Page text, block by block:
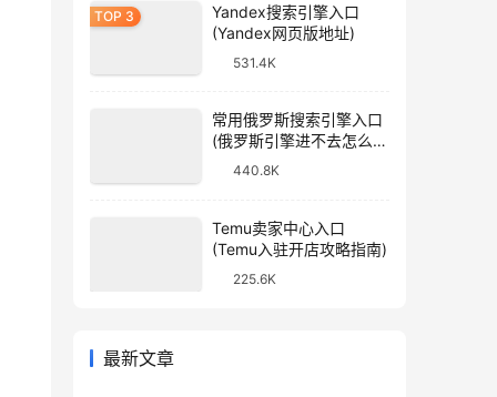
Yandex搜索引擎入口
(Yandex网页版地址)
531.4K
常用俄罗斯搜索引擎入口
(俄罗斯引擎进不去怎么
440.8K
Temu卖家中心入口
(Temu入驻开店攻略指南)
225.6K
最新文章